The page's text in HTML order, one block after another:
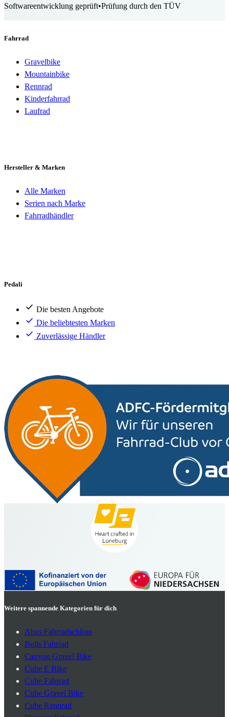
Softwareentwicklung geprüft•Prüfung durch den TÜV
Fahrrad
Gravelbike
Mountainbike
Rennrad
Kinderfahrrad
Laufrad
Hersteller & Marken
Alle Marken
Serien nach Marke
Fahrradhändler
Pedali
Die besten Angebote
Die beliebtesten Marken
Zuverlässige Händler
Weitere spannende Kategorien für dich
Abus Fahrradschloss
Bulls Fahrrad
Canyon Gravel Bike
Cube E Bike
Cube Fahrrad
Cube Gravel Bike
Cube Rennrad